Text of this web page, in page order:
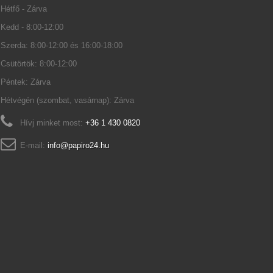
Hétfő - Zárva
Kedd - 8:00-12:00
Szerda: 8:00-12:00 és 16:00-18:00
Csütörtök: 8:00-12:00
Péntek: Zárva
Hétvégén (szombat, vasárnap): Zárva
Hívj minket most: +36 1 430 0820
E-mail: info@papiro24.hu